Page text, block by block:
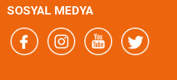
SOSYAL MEDYA